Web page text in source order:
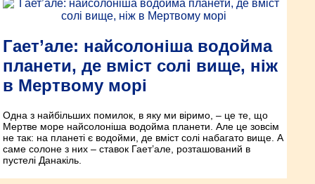
Гает’але: найсолоніша водойма
планети, де вміст солі вище, ніж
в Мертвому морі
Одна з найбільших помилок, в яку ми віримо, – це те, що
Мертве море найсолоніша водойма планети. Але це зовсім
не так: на планеті є водойми, де вміст солі набагато вище. А
саме солоне з них – ставок Гает’але, розташований в
пустелі Данакіль.